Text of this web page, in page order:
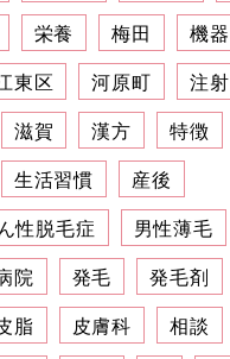
栄養 梅田
機器
東区 河原町
注射
滋賀 漢方
特徴
生活習慣
産後
性脱毛症
男性薄毛
院 発毛
発毛剤
脂 皮膚科
相談